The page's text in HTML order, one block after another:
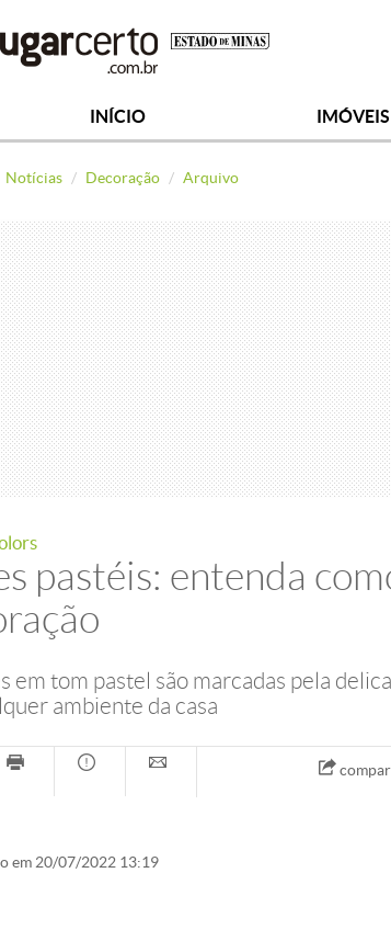
INÍCIO IMÓVEIS
Notícias Decoração Arquivo
pastéis: entenda
em tom pastel são marcadas pela
ambiente da casa
em 20/07/2022 13:19